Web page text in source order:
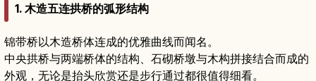
1. 木造五连拱桥的弧形结构
锦带桥以木造桥体连成的优雅曲线而闻名。
中央拱桥与两端桥体的结构、石砌桥墩与木构拼接结合而成的
外观，无论是抬头欣赏还是步行通过都很值得细看。